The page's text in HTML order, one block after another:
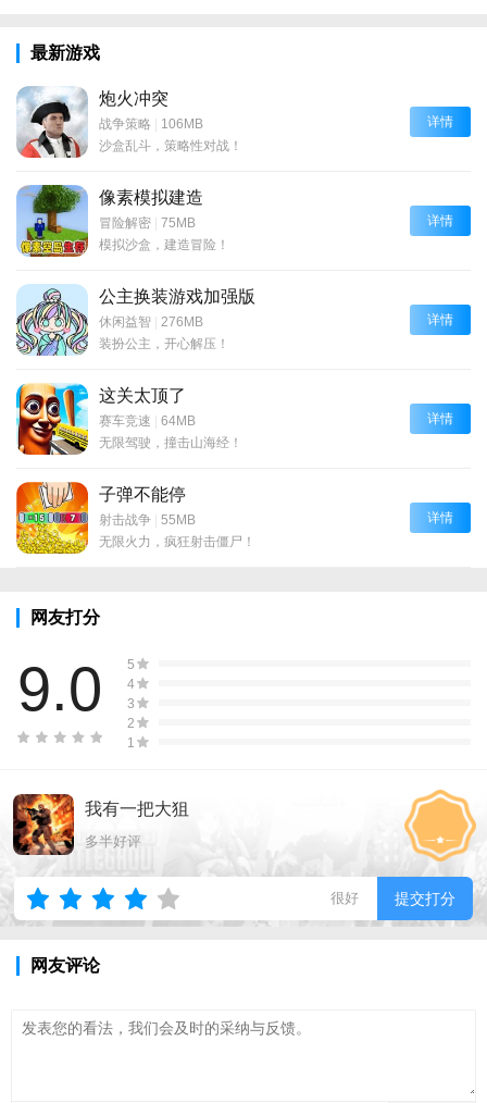
最新游戏
炮火冲突
战争策略 | 106MB
沙盒乱斗，策略性对战！
详情
像素模拟建造
冒险解密 | 75MB
模拟沙盒，建造冒险！
详情
公主换装游戏加强版
休闲益智 | 276MB
装扮公主，开心解压！
详情
这关太顶了
赛车竞速 | 64MB
无限驾驶，撞击山海经！
详情
子弹不能停
射击战争 | 55MB
无限火力，疯狂射击僵尸！
详情
网友打分
9.0
5
4
3
2
1
我有一把大狙
多半好评
很好 提交打分
网友评论